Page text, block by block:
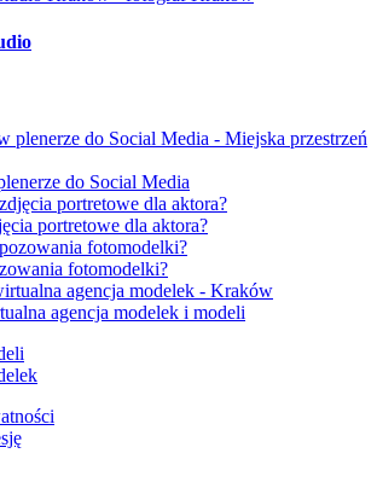
do Social Media
portretowe dla aktora?
fotomodelki?
agencja modelek i modeli